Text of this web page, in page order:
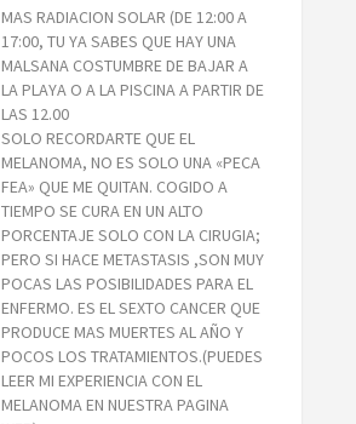
MAS RADIACION SOLAR (DE 12:00 A
17:00, TU YA SABES QUE HAY UNA
MALSANA COSTUMBRE DE BAJAR A
LA PLAYA O A LA PISCINA A PARTIR DE
LAS 12.00
SOLO RECORDARTE QUE EL
MELANOMA, NO ES SOLO UNA «PECA
FEA» QUE ME QUITAN. COGIDO A
TIEMPO SE CURA EN UN ALTO
PORCENTAJE SOLO CON LA CIRUGIA;
PERO SI HACE METASTASIS ,SON MUY
POCAS LAS POSIBILIDADES PARA EL
ENFERMO. ES EL SEXTO CANCER QUE
PRODUCE MAS MUERTES AL AÑO Y
POCOS LOS TRATAMIENTOS.(PUEDES
LEER MI EXPERIENCIA CON EL
MELANOMA EN NUESTRA PAGINA